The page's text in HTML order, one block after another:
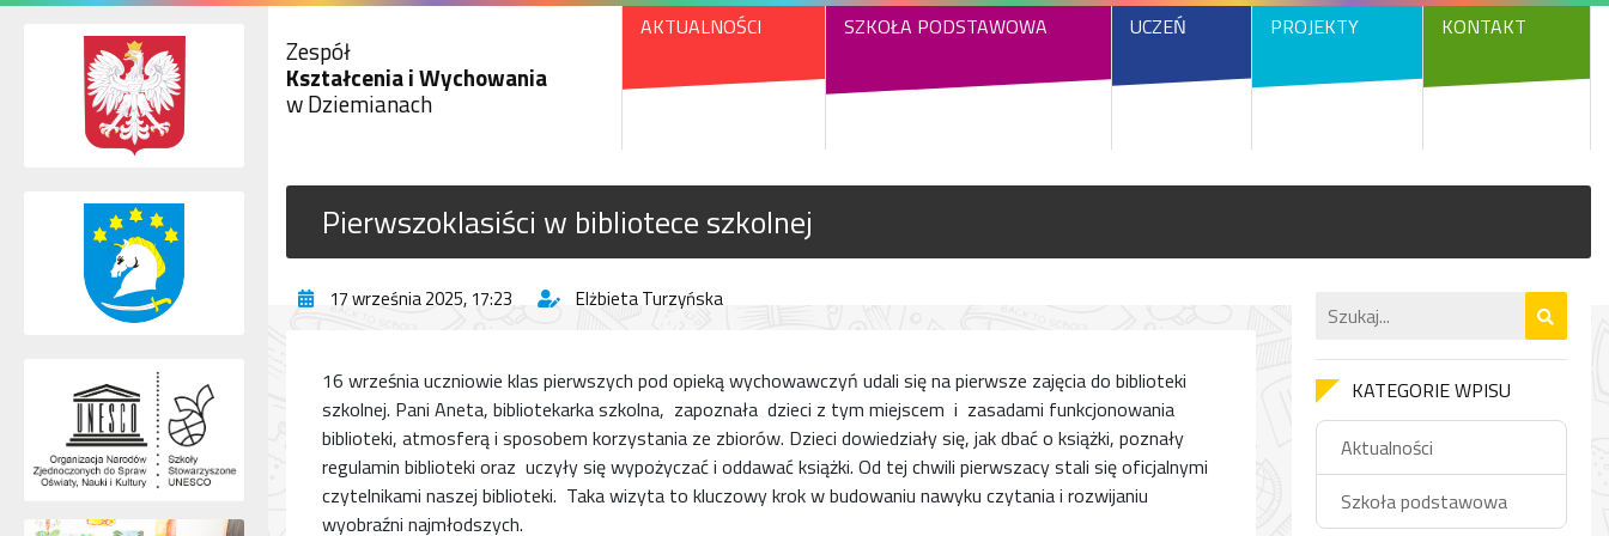
Zespół
Kształcenia i Wychowania
w Dziemianach
AKTUALNOŚCI SZKOŁA PODSTAWOWA UCZEŃ PROJEKTY KONTAKT
Pierwszoklasiści w bibliotece szkolnej
17 września 2025, 17:23 Elżbieta Turzyńska
16 września uczniowie klas pierwszych pod opieką wychowawczyń udali się na pierwsze zajęcia do biblioteki
szkolnej. Pani Aneta, bibliotekarka szkolna, zapoznała dzieci z tym miejscem i zasadami funkcjonowania
biblioteki, atmosferą i sposobem korzystania ze zbiorów. Dzieci dowiedziały się, jak dbać o książki, poznały
regulamin biblioteki oraz uczyły się wypożyczać i oddawać książki. Od tej chwili pierwszacy stali się oficjalnymi
czytelnikami naszej biblioteki. Taka wizyta to kluczowy krok w budowaniu nawyku czytania i rozwijaniu
wyobraźni najmłodszych.
KATEGORIE WPISU
Aktualności
Szkoła podstawowa